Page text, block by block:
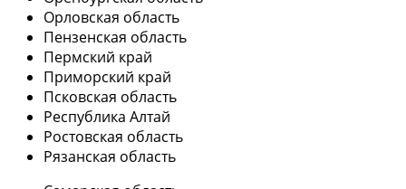
Орловская область
Пензенская область
Пермский край
Приморский край
Псковская область
Республика Алтай
Ростовская область
Рязанская область